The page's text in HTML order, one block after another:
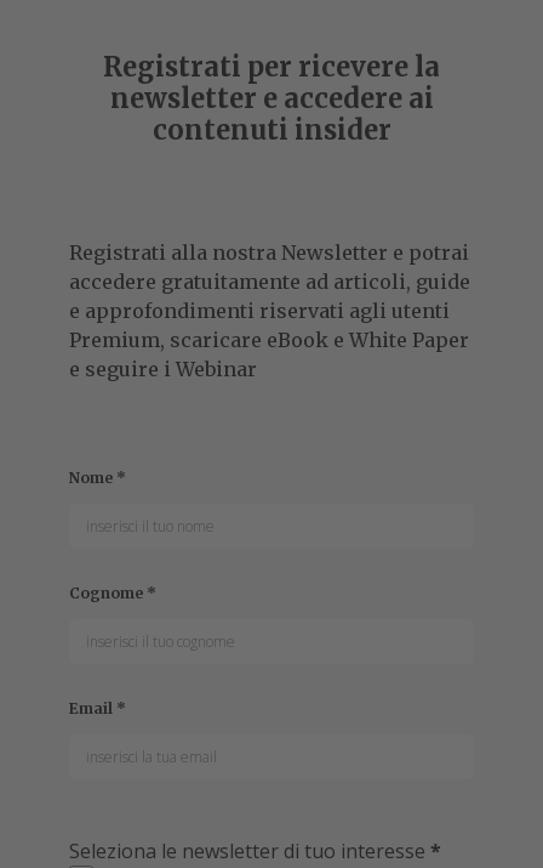
Registrati per ricevere la
newsletter e accedere ai
contenuti insider
Registrati alla nostra Newsletter e potrai
accedere gratuitamente ad articoli, guide
e approfondimenti riservati agli utenti
Premium, scaricare eBook e White Paper
e seguire i Webinar
Nome *
Cognome *
Email *
Seleziona le newsletter di tuo interesse *